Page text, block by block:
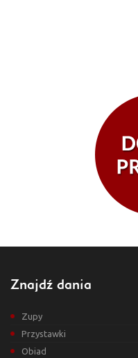
Znajdź dania
Zupy
Przystawki
Obiad